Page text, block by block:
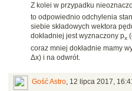
Z kolei w przypadku
to odpowiednio odchylenia
siebie składowych wektora
dokładniej jest wyznaczony px
coraz mniej dokładnie mamy
Δx) i na odwrót.
Gość Astro 12 lipca 2017,